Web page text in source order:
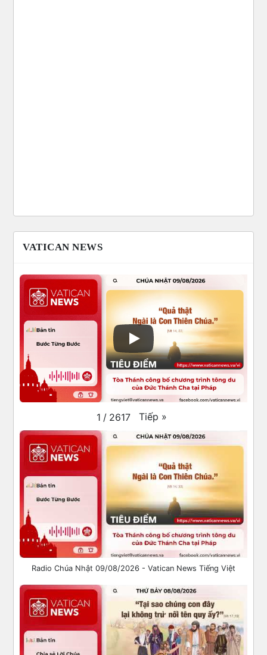
VATICAN NEWS
1 / 2617 Tiếp »
Radio Chúa Nhật 09/08/2026 - Vatican News Tiếng Việt